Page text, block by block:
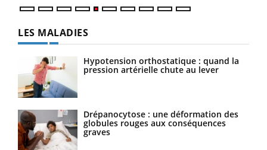
LES MALADIES
Hypotension orthostatique : quand la
pression artérielle chute au lever
Drépanocytose : une déformation des
globules rouges aux conséquences
graves